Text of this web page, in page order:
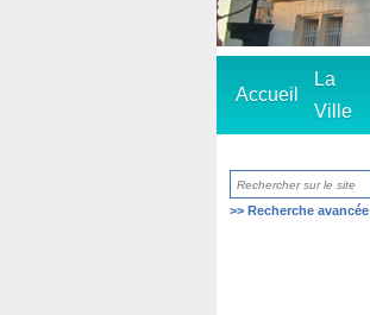
Accueil
La
Ville
>> Recherche avancée